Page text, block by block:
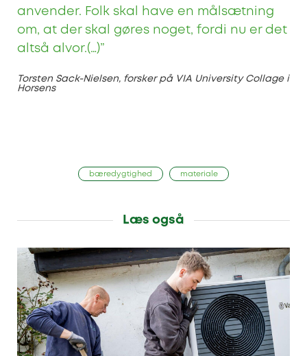
anvender. Folk skal have en målsætning
om, at der skal gøres noget, fordi nu er det
altså alvor.(…)”
Torsten Sack-Nielsen, forsker på VIA University Collage i
Horsens
bæredygtighed materiale
Læs også